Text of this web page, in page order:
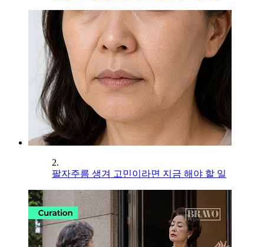
2.
팔자주름 생겨 고민이라면 지금 해야 할 일